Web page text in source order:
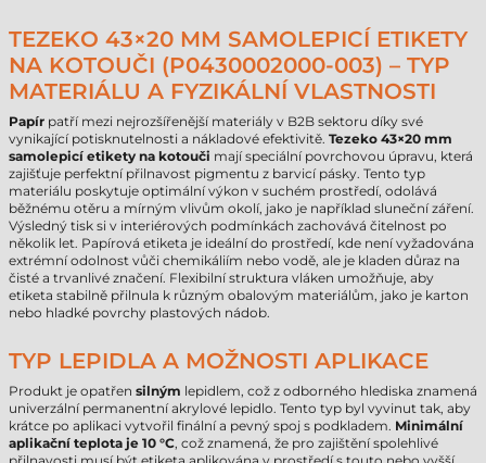
TEZEKO 43×20 MM SAMOLEPICÍ ETIKETY
NA KOTOUČI (P0430002000-003) – TYP
MATERIÁLU A FYZIKÁLNÍ VLASTNOSTI
Papír patří mezi nejrozšířenější materiály v B2B sektoru díky své
vynikající potisknutelnosti a nákladové efektivitě. Tezeko 43×20 mm
samolepicí etikety na kotouči mají speciální povrchovou úpravu, která
zajišťuje perfektní přilnavost pigmentu z barvicí pásky. Tento typ
materiálu poskytuje optimální výkon v suchém prostředí, odolává
běžnému otěru a mírným vlivům okolí, jako je například sluneční záření.
Výsledný tisk si v interiérových podmínkách zachovává čitelnost po
několik let. Papírová etiketa je ideální do prostředí, kde není vyžadována
extrémní odolnost vůči chemikáliím nebo vodě, ale je kladen důraz na
čisté a trvanlivé značení. Flexibilní struktura vláken umožňuje, aby
etiketa stabilně přilnula k různým obalovým materiálům, jako je karton
nebo hladké povrchy plastových nádob.
TYP LEPIDLA A MOŽNOSTI APLIKACE
Produkt je opatřen silným lepidlem, což z odborného hlediska znamená
univerzální permanentní akrylové lepidlo. Tento typ byl vyvinut tak, aby
krátce po aplikaci vytvořil finální a pevný spoj s podkladem. Minimální
aplikační teplota je 10 °C, což znamená, že pro zajištění spolehlivé